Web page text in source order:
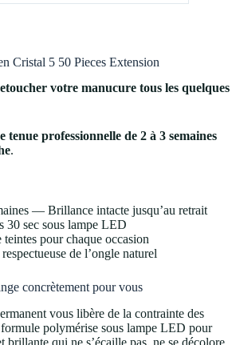
Cristal 5 50 Pieces Extension
votre manucure tous les quelques
tenue professionnelle de 2 à 3 semaines
.
— Brillance intacte jusqu’au retrait
30 sec sous lampe LED
pour chaque occasion
de l’ongle naturel
concrètement pour vous
vous libère de la contrainte des
polymérise sous lampe LED pour
brillante qui ne s’écaille pas, ne se décolore